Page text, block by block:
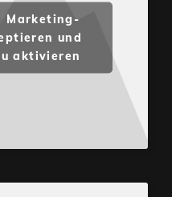
Marketing-
und
aktivieren